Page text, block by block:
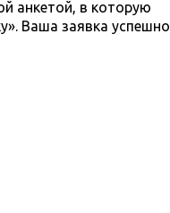
анкетой, в которую
Ваша заявка успешно